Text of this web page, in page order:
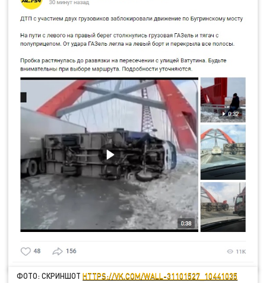
ФОТО: СКРИНШОТHTTPS://VK.COM/WALL-31101527_10441035